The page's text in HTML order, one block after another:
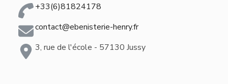
+33(6)81824178
contact@ebenisterie-henry.fr
3, rue de l'école - 57130 Jussy